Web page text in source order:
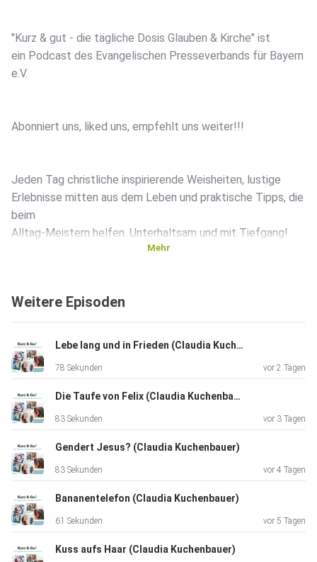
"Kurz & gut - die tägliche Dosis Glauben & Kirche" ist
ein Podcast des Evangelischen Presseverbands für Bayern
e.V.
Abonniert uns, liked uns, empfehlt uns weiter!!!
Jeden Tag christliche inspirierende Weisheiten, lustige
Erlebnisse mitten aus dem Leben und praktische Tipps, die
beim
Alltag-Meistern helfen. Unterhaltsam und mit Tiefgang!
Unsere allgemeinen Datenschutzrichtlinien finden Sie unter
Mehr
Weitere Episoden
Lebe lang und in Frieden (Claudia Kuchenbauer)
78 Sekunden vor 2 Tagen
Die Taufe von Felix (Claudia Kuchenbauer)
83 Sekunden vor 3 Tagen
Gendert Jesus? (Claudia Kuchenbauer)
83 Sekunden vor 4 Tagen
Bananentelefon (Claudia Kuchenbauer)
61 Sekunden vor 5 Tagen
Kuss aufs Haar (Claudia Kuchenbauer)